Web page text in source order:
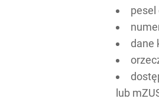
pesel
dane
lub